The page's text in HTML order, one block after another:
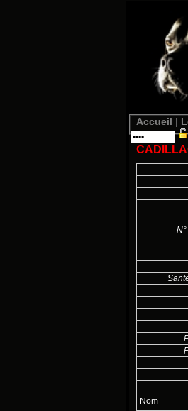
Accueil |
Nom